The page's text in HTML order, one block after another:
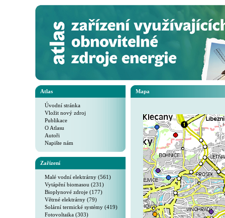
Atlas
Úvodní stránka
Vložit nový zdroj
Publikace
O Atlasu
Autoři
Napište nám
Zařízení
Malé vodní elektrárny (561)
Vytápění biomasou (231)
Bioplynové zdroje (177)
Větrné elektrárny (79)
Solární termické systémy (419)
Fotovoltaika (303)
Mapa